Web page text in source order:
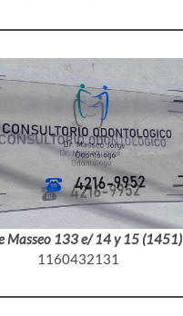
Masseo 133 e/ 14 y 15 (1451)
1160432131